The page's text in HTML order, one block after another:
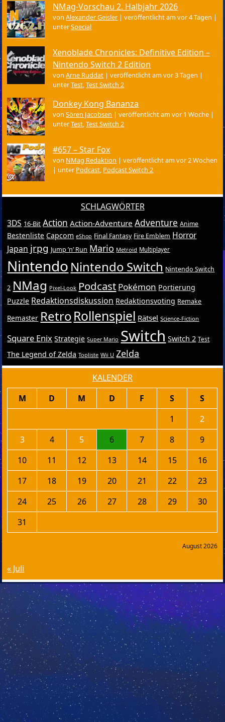
NMag-Vorschau 2. Halbjahr 2026
vonAlexander Geisler |veröffentlicht am vor 4 Tagen |
unterSpecial
Xenoblade Chronicles: Definitive Edition –
Nintendo Switch 2 Edition
vonArne Ruddat |veröffentlicht am vor 3 Tagen |
unterTest ,Test Switch 2
Donkey Kong Bananza
vonSören Jacobsen |veröffentlicht am vor 1 Woche |
unterTest ,Test Switch 2
#657 – Star Fox
von NMag Redaktion |veröffentlicht am vor 2 Wochen
| unter Podcast Podcast Switch 2
SCHLAGWÖRTER
3DS 16-Bit Action Action-Adventure Adventure Anime
Bestenliste Capcom eShop Final Fantasy Fire Emblem Horror
Japan jrpg Jump ’n’ Run Mario Metroid Multiplayer
Nintendo Nintendo Switch Nintendo Switch
2 NMag Pixel-Look Podcast Pokémon Portierung
Puzzle Redaktionsdiskussion Redaktionsvoting Remake
Remaster RetroRollenspiel Rätsel Science-Fiction
Square Enix Strategie Super Mario Switch Switch 2 Test
The Legend of Zelda Topliste Wii U Zelda
KALENDER
August 2026
M D M D F S
S
1
2
3
4 5 6 7 8
9
10
11 12 13 14 15
16
17
18 19 20 21 22
23
24
25 26 27 28 29
30
31
« Juli